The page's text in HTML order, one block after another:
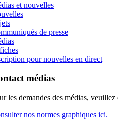
et nouvelles
de presse
pour nouvelles en direct
médias
les demandes des médias,
nos normes graphiques ici.